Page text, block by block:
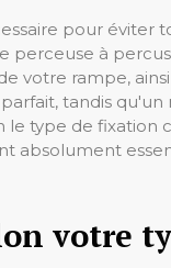
pour éviter
perceuse à
votre rampe,
tandis
type de fixation
absolument
votre